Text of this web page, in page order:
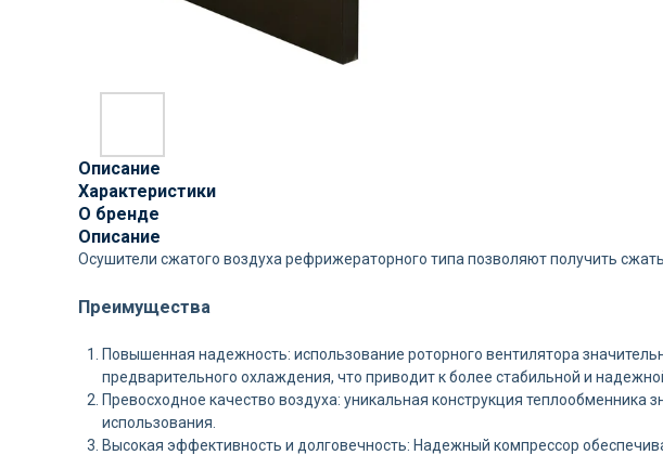
Описание
Характеристики
О бренде
Описание
Осушители сжатого воздуха рефрижераторного типа позволяют получить
Преимущества
Повышенная надежность: использование роторного вентилятора
предварительного охлаждения, что приводит к более стабильной и
Превосходное качество воздуха: уникальная конструкция
использования.
Высокая эффективность и долговечность: Надежный компрессор